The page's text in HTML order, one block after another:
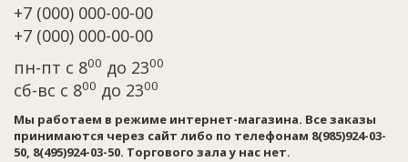
+7 (000) 000-00-00
+7 (000) 000-00-00
пн-пт с 800 до 2300
сб-вс с 800 до 2300
Мы работаем в режиме интернет-магазина. Все заказы
принимаются через сайт либо по телефонам 8(985)924-03-
50, 8(495)924-03-50. Торгового зала у нас нет.